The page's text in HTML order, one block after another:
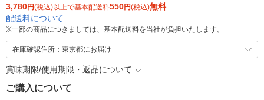
3,780円(税込)以上で基本配送料550円(税込)無料
配送料について
※一部の商品につきましては、基本配送料を当社が負担いたします。
在庫確認住所：東京都にお届け
賞味期限/使用期限・返品について
ご購入について